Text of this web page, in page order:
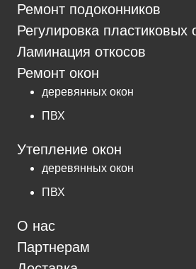
Ремонт подоконников
Регулировка пластиковых
Ламинация откосов
Ремонт окон
деревянных окон
ПВХ
Утепление окон
деревянных окон
ПВХ
О нас
Партнерам